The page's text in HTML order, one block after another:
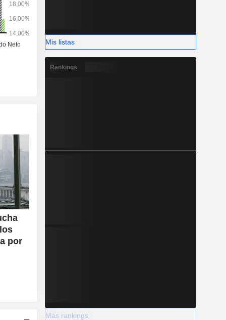
por
Mis listas
Rankings
Más rankings